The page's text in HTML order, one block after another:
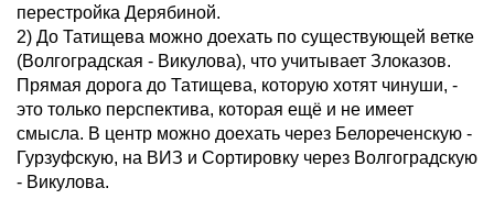
перестройка Дерябиной.
2) До Татищева можно доехать по существующей ветке
(Волгоградская - Викулова), что учитывает Злоказов.
Прямая дорога до Татищева, которую хотят чинуши, -
это только перспектива, которая ещё и не имеет
смысла. В центр можно доехать через Белореченскую -
Гурзуфскую, на ВИЗ и Сортировку через Волгоградскую
- Викулова.